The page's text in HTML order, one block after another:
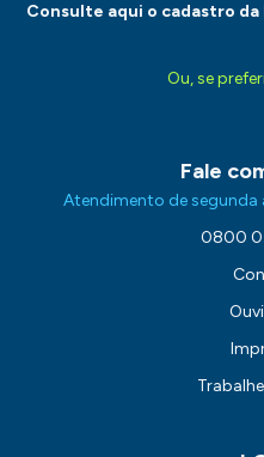
Consulte aqui o cadastro
Ou, se
Fale
Atendimento de segunda
0800